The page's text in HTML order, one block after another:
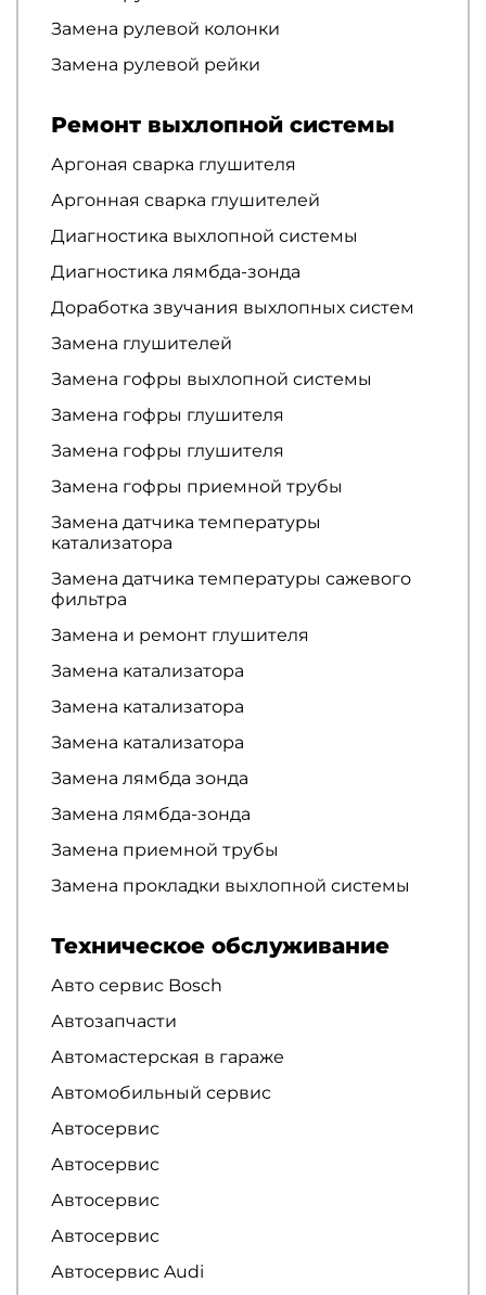
Замена рулевой колонки
Замена рулевой рейки
Ремонт выхлопной системы
Аргоная сварка глушителя
Аргонная сварка глушителей
Диагностика выхлопной системы
Диагностика лямбда-зонда
Доработка звучания выхлопных систем
Замена глушителей
Замена гофры выхлопной системы
Замена гофры глушителя
Замена гофры глушителя
Замена гофры приемной трубы
Замена датчика температуры
катализатора
Замена датчика температуры сажевого
фильтра
Замена и ремонт глушителя
Замена катализатора
Замена катализатора
Замена катализатора
Замена лямбда зонда
Замена лямбда-зонда
Замена приемной трубы
Замена прокладки выхлопной системы
Техническое обслуживание
Авто сервис Bosch
Автозапчасти
Автомастерская в гараже
Автомобильный сервис
Автосервис
Автосервис
Автосервис
Автосервис
Автосервис Audi